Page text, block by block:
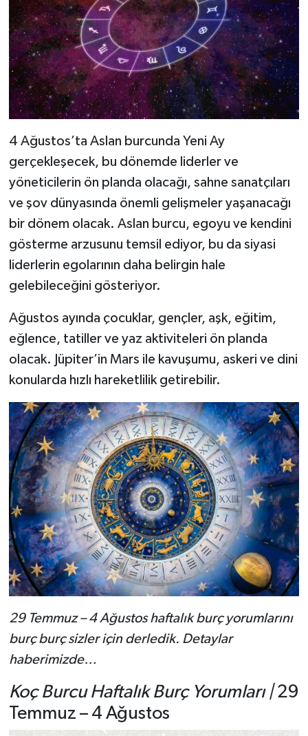
4 Ağustos’ta Aslan burcunda Yeni Ay
gerçekleşecek, bu dönemde liderler ve
yöneticilerin ön planda olacağı, sahne sanatçıları
ve şov dünyasında önemli gelişmeler yaşanacağı
bir dönem olacak. Aslan burcu, egoyu ve kendini
gösterme arzusunu temsil ediyor, bu da siyasi
liderlerin egolarının daha belirgin hale
gelebileceğini gösteriyor.
Ağustos ayında çocuklar, gençler, aşk, eğitim,
eğlence, tatiller ve yaz aktiviteleri ön planda
olacak. Jüpiter’in Mars ile kavuşumu, askeri ve dini
konularda hızlı hareketlilik getirebilir.
29 Temmuz – 4 Ağustos haftalık burç yorumlarını
burç burç sizler için derledik. Detaylar
haberimizde…
Koç Burcu Haftalık Burç Yorumları |29
Temmuz – 4 Ağustos